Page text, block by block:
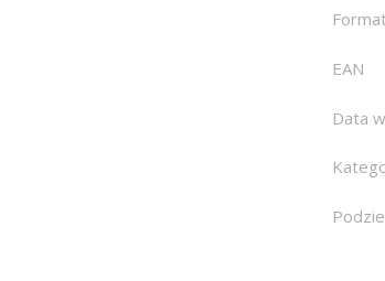
EAN
Data